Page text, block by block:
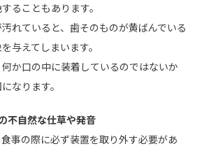
ることもあります。
れていると、歯そのものが黄ばんでいる
与えてしまいます。
か口の中に装着しているのではないか
なります。
不自然な仕草や発音
事の際に必ず装置を取り外す必要があ